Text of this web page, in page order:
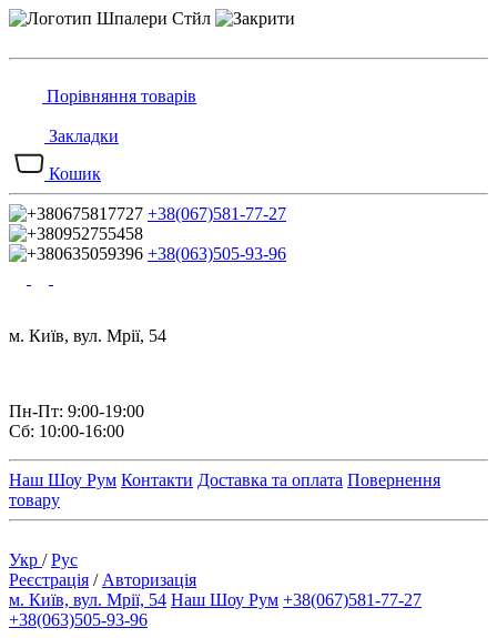
Порівняння товарів
Закладки
Кошик
+38(067)581-77-27
+38(063)505-93-96
м. Київ, вул. Мрії, 54
Пн-Пт: 9:00-19:00
Сб: 10:00-16:00
Наш Шоу Рум Контакти Доставка та оплата Повернення
товару
Укр /Рус
Реєстрація / Авторизація
м. Київ, вул. Мрії, 54 Наш Шоу Рум +38(067)581-77-27
+38(063)505-93-96